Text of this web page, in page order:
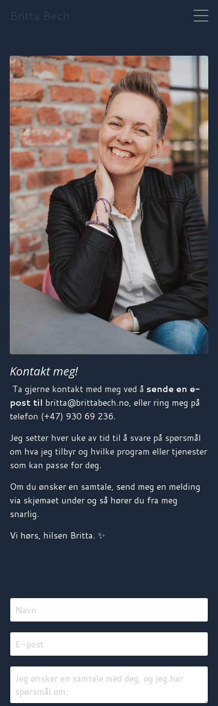
Britta Bech
Kontakt meg!
Ta gjerne kontakt med meg ved å sende en e-
post til britta@brittabech.no, eller ring meg på
telefon (+47) 930 69 236.
Jeg setter hver uke av tid til å svare på spørsmål
om hva jeg tilbyr og hvilke program eller tjenester
som kan passe for deg.
Om du ønsker en samtale, send meg en melding
via skjemaet under og så hører du fra meg
snarlig.
Vi hørs, hilsen Britta. ✨